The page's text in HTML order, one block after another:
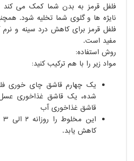
فلفل قرمز به بدن شما کمک می کند
نایژه ها و گلوی شما تخلیه شود.
فلفل قرمز برای کاهش درد سینه و
مفید است.
روش استفاده:
مواد زیر را با هم ترکیب کنید:
یک چهارم قاشق چای خوری
قاشق غذاخوری آب
کاهش یابد.